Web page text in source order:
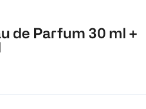
de Parfum 30 ml +